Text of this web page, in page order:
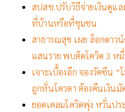
สปสช.ปรับวิธีจ่ายเงินดูแ
ที่บ้านหรือที่ชุมชน
สาธารณสุข เผย ล็อกดาว
แสนราย พบติดโควิด 3 ห
เจาะเบื้องลึก จองวัคซีน
ถูกหั่นโควตา ต้องคืนเงินมั
ยอดเคลมโควิดพุ่ง หวั่นป